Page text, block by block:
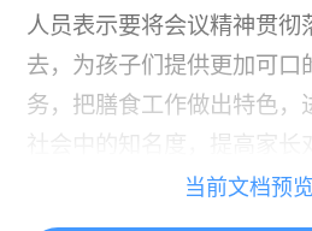
人员表示要将会议精神贯彻
去，为孩子们提供更加可口
务，把膳食工作做出特色，
社会中的知名度，提高家长
当前文档预